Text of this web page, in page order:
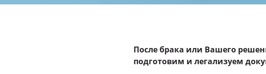
После брака или Вашего
подготовим и легализуем